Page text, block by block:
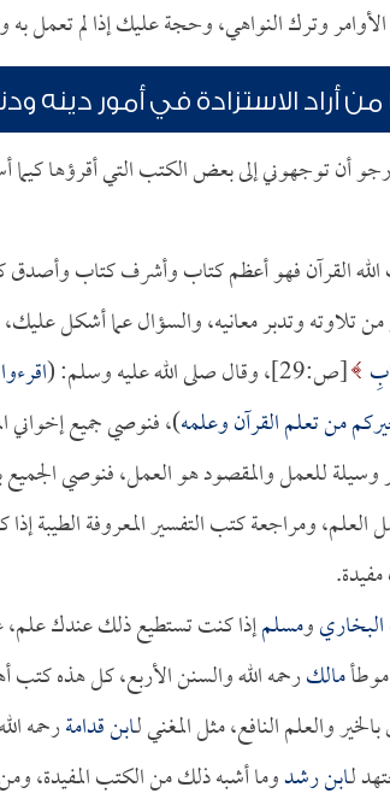
وترك النواهي، وحجة عليك إذا لم تعمل به
أراد الاستزادة في أمور دينه
أن توجهوني إلى بعض الكتب التي أقرؤها كيما
الله القرآن فهو أعظم كتاب وأشرف كتاب
من تلاوته وتدبر معانيه، والسؤال عما أشكل
[ص:29]، وقال صلى الله عليه وسلم: (
من تعلم القرآن وعلمه)، فنوصي جميع إخواني
وسيلة للعمل والمقصود هو العمل، فنوصي الجميع
ومراجعة كتب التفسير المعروفة الطيبة
البخاريومسلمإذا كنت تستطيع ذلك عندك علم،
موطأمالكرحمه الله والسنن الأربع، كل هذه كتب
والعلم النافع، مثل المغني لـابن قدامةرحمه
لـابن رشدوما أشبه ذلك من الكتب المفيدة،